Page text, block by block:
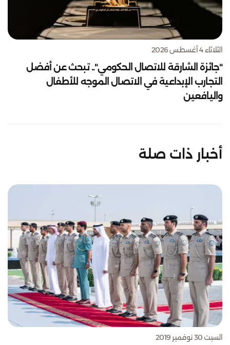
الثلاثاء 4 أغسطس 2026
"جائزة الشارقة للاتصال الحكومي".. تبحث عن أفضل
التجارب الإبداعية في الاتصال الموجه للأطفال
واليافعين
أخبار ذات صلة
السبت 30 نوفمبر 2019